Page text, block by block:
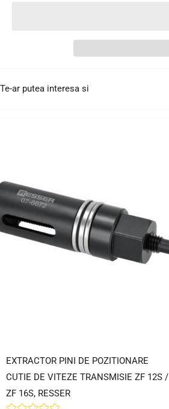
Te-ar putea interesa si
EXTRACTOR PINI DE POZITIONARE
CUTIE DE VITEZE TRANSMISIE ZF 12S /
ZF 16S, RESSER